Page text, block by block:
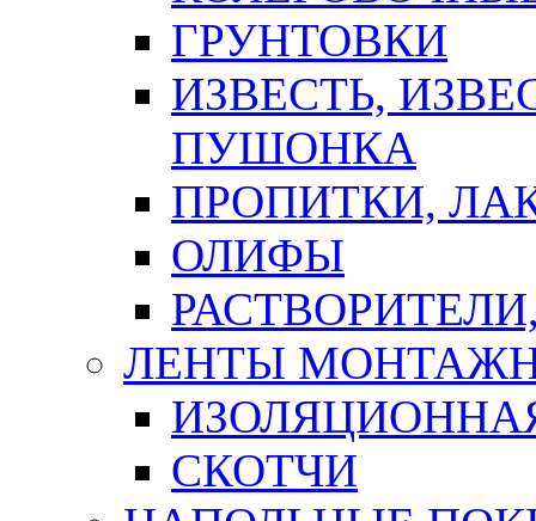
ГРУНТОВКИ
ИЗВЕСТЬ,
ПУШОНКА
ПРОПИТКИ,
ОЛИФЫ
ЛЕНТЫ
СКОТЧИ